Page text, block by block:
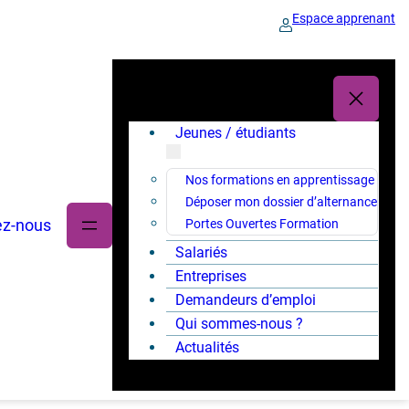
Espace apprenant
nous
Jeunes / étudiants
Nos formations en apprentissage
Déposer mon dossier d’alternance
Portes Ouvertes Formation
Salariés
Entreprises
Demandeurs d’emploi
Qui sommes-nous ?
Actualités